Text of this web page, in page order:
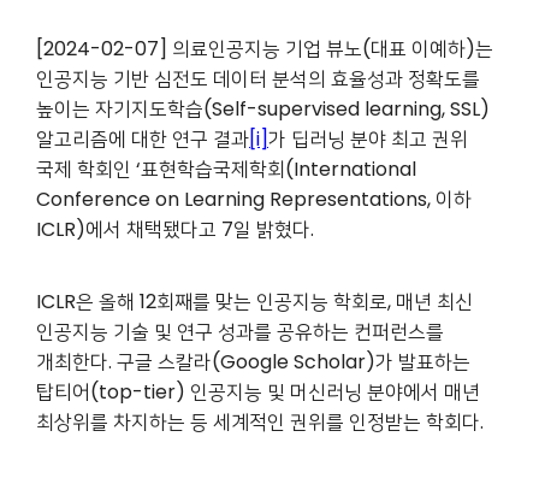
[2024-02-07] 의료인공지능 기업 뷰노(대표 이예하)는
인공지능 기반 심전도 데이터 분석의 효율성과 정확도를
높이는 자기지도학습(Self-supervised learning, SSL)
알고리즘에 대한 연구 결과[i]가 딥러닝 분야 최고 권위
국제 학회인 ‘표현학습국제학회(International
Conference on Learning Representations, 이하
ICLR)에서 채택됐다고 7일 밝혔다.
ICLR은 올해 12회째를 맞는 인공지능 학회로, 매년 최신
인공지능 기술 및 연구 성과를 공유하는 컨퍼런스를
개최한다. 구글 스칼라(Google Scholar)가 발표하는
탑티어(top-tier) 인공지능 및 머신러닝 분야에서 매년
최상위를 차지하는 등 세계적인 권위를 인정받는 학회다.